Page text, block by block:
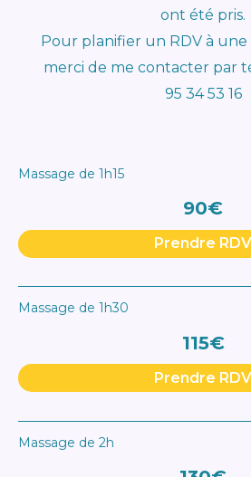
ont été pris.
Pour planifier un RDV à
merci de me contacter par
95 34 53 16
Massage de 1h15
90€
Prendre RDV
Massage de 1h30
115€
Prendre RDV
Massage de 2h